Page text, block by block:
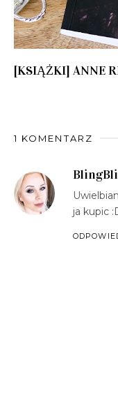
[KSIĄŻKI] ANNE
1 KOMENTARZ
ja kupic